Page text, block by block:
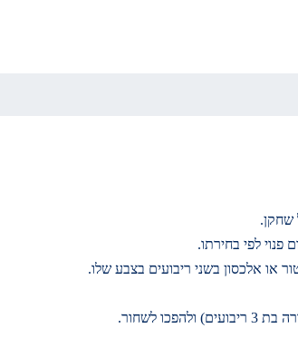
לפי בחירתו.
או אלכסון בשני ריבועים בצבע שלו.
לשחור.